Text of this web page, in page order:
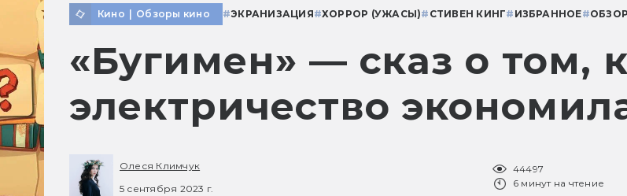
Кино Обзоры кино #ЭКРАНИЗАЦИЯ#ХОРРОР (УЖАСЫ)# СТИВЕН КИНГ# ИЗБРАННОЕ#
«Бугимен» — сказ о том,
электричество
Олеся Климчук
5 сентября 2023 г.
44497
6 минут на чтение